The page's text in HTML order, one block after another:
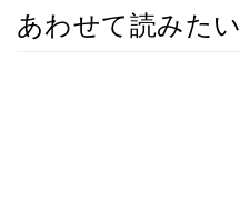
あわせて読みたい